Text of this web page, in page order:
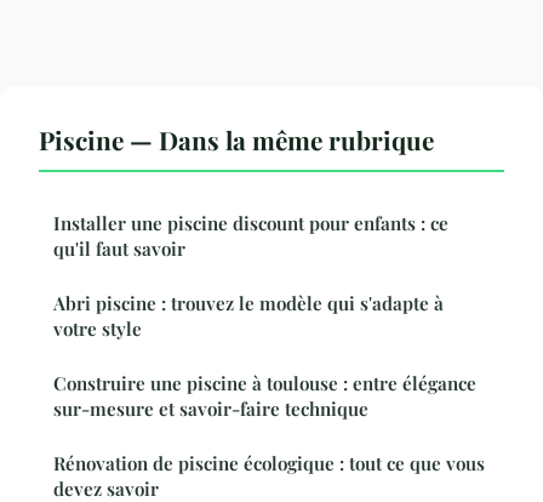
Piscine — Dans la même rubrique
Installer une piscine discount pour enfants : ce
qu'il faut savoir
Abri piscine : trouvez le modèle qui s'adapte à
votre style
Construire une piscine à toulouse : entre élégance
sur-mesure et savoir-faire technique
Rénovation de piscine écologique : tout ce que vous
devez savoir